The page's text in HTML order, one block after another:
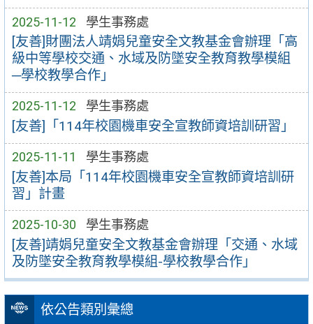
2025-11-12 學生事務處
[友善]財團法人靖娟兒童安全文教基金會辦理「高
級中等學校交通、水域及防墜安全教育教學模組
─學校教學合作」
2025-11-12 學生事務處
[友善]「114年校園機車安全宣教師資培訓研習」
2025-11-11 學生事務處
[友善]本局「114年校園機車安全宣教師資培訓研
習」計畫
2025-10-30 學生事務處
[友善]靖娟兒童安全文教基金會辦理「交通、水域
及防墜安全教育教學模組-學校教學合作」
依公告類別彙總